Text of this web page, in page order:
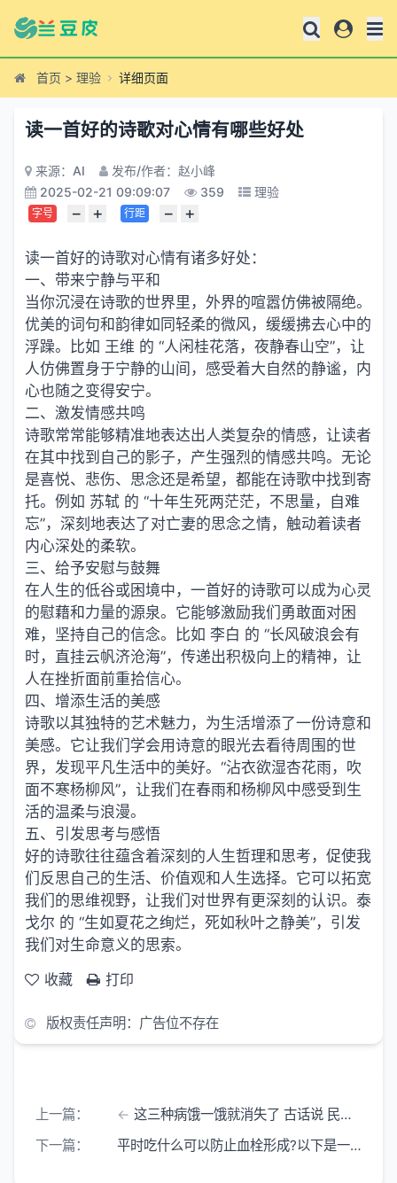
首页 > 理验 详细页面
读一首好的诗歌对心情有哪些好处
来源：AI
发布/作者：赵小峰
2025-02-21 09:09:07
359 理验
字号 − + 行距 − +
读一首好的诗歌对心情有诸多好处：
一、带来宁静与平和
当你沉浸在诗歌的世界里，外界的喧嚣仿佛被隔绝。
优美的词句和韵律如同轻柔的微风，缓缓拂去心中的
浮躁。比如 王维 的 “人闲桂花落，夜静春山空”，让
人仿佛置身于宁静的山间，感受着大自然的静谧，内
心也随之变得安宁。
二、激发情感共鸣
诗歌常常能够精准地表达出人类复杂的情感，让读者
在其中找到自己的影子，产生强烈的情感共鸣。无论
是喜悦、悲伤、思念还是希望，都能在诗歌中找到寄
托。例如 苏轼 的 “十年生死两茫茫，不思量，自难
忘”，深刻地表达了对亡妻的思念之情，触动着读者
内心深处的柔软。
三、给予安慰与鼓舞
在人生的低谷或困境中，一首好的诗歌可以成为心灵
的慰藉和力量的源泉。它能够激励我们勇敢面对困
难，坚持自己的信念。比如 李白 的 “长风破浪会有
时，直挂云帆济沧海”，传递出积极向上的精神，让
人在挫折面前重拾信心。
四、增添生活的美感
诗歌以其独特的艺术魅力，为生活增添了一份诗意和
美感。它让我们学会用诗意的眼光去看待周围的世
界，发现平凡生活中的美好。“沾衣欲湿杏花雨，吹
面不寒杨柳风”，让我们在春雨和杨柳风中感受到生
活的温柔与浪漫。
五、引发思考与感悟
好的诗歌往往蕴含着深刻的人生哲理和思考，促使我
们反思自己的生活、价值观和人生选择。它可以拓宽
我们的思维视野，让我们对世界有更深刻的认识。泰
戈尔 的 “生如夏花之绚烂，死如秋叶之静美”，引发
我们对生命意义的思索。
收藏
打印
版权责任声明：广告位不存在
上一篇：
这三种病饿一饿就消失了 古话说 民以食为天 在中医看来
下一篇：
平时吃什么可以防止血栓形成?以下是一些有助于防止血栓形成的食物